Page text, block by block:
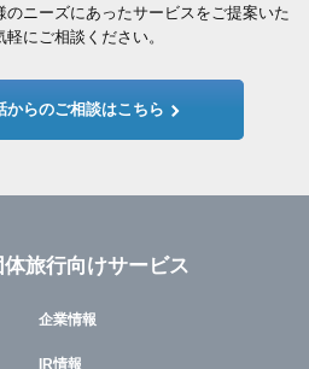
のニーズにあったサービスをご提案いた
軽にご相談ください。
からのご相談はこちら
旅行向けサービス
企業情報
IR情報